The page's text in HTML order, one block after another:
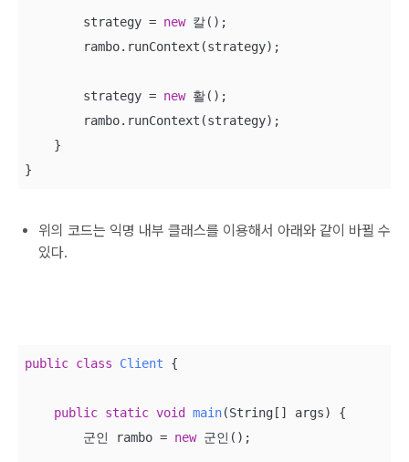
        strategy =
new 칼();
        rambo.runContext(strategy);
        strategy =
new 활();
        rambo.runContext(strategy);
    }
}
위의 코드는 익명 내부 클래스를 이용해서 아래와 같이 바뀔 수
있다.
public class Client {
public static void main(String[] args)
{
        군인 rambo =
new 군인();